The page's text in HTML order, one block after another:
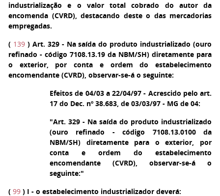
industrialização e o valor total cobrado do autor da
encomenda (CVRD), destacando deste o das mercadorias
empregadas.
( 139 ) Art. 329- Na saída do produto industrializado (ouro
refinado - código 7108.13.19 da NBM/SH) diretamente para
o exterior, por conta e ordem do estabelecimento
encomendante (CVRD), observar-se-á o seguinte:
Efeitos de 04/03 a 22/04/97 - Acrescido pelo art.
17 do Dec. nº 38.683, de 03/03/97 - MG de 04:
"Art. 329 - Na saída do produto industrializado
(ouro refinado - código 7108.13.0100 da
NBM/SH) diretamente para o exterior, por
conta e ordem do estabelecimento
encomendante (CVRD), observar-se-á o
seguinte:"
( 99 ) I - o estabelecimento industrializador deverá: